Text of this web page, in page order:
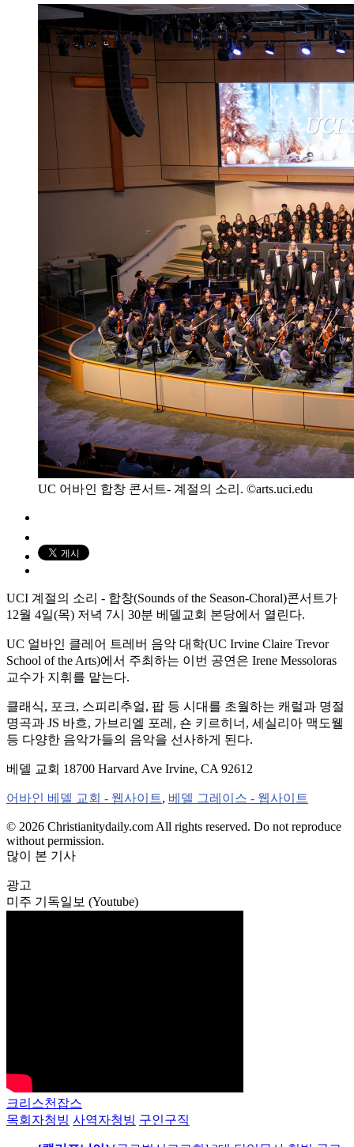
UC 어바인 합창 콘서트- 계절의 소리. ©arts.uci.edu
UCI 계절의 소리 - 합창(Sounds of the Season-Choral)콘서트가
12월 4일(목) 저녁 7시 30분 베델교회 본당에서 열린다.
UC 얼바인 클레어 트레버 음악 대학(UC Irvine Claire Trevor
School of the Arts)에서 주최하는 이번 공연은 Irene Messoloras
교수가 지휘를 맡는다.
클래식, 포크, 스피리추얼, 팝 등 시대를 초월하는 캐럴과 명절
명곡과 JS 바흐, 가브리엘 포레, 숀 키르히너, 세실리아 맥도웰
등 다양한 음악가들의 음악을 선사하게 된다.
베델 교회 18700 Harvard Ave Irvine, CA 92612
어바인 베델 교회 - 웹사이트, 베델 그레이스 - 웹사이트
© 2026 Christianitydaily.com All rights reserved. Do not reproduce
without permission.
많이 본 기사
광고
미주 기독일보 (Youtube)
크리스천잡스
목회자청빙 사역자청빙 구인구직